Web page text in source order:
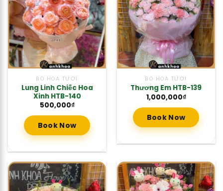
BÓ HOA TƯƠI
Lung Linh Chiếc Hoa
Xinh HTB-140
500,000₫
Book Now
BÓ HOA TƯƠI
Thương Em HTB-139
1,000,000₫
Book Now